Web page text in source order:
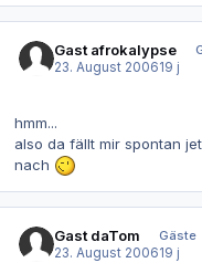
Gast afrokalypse
23. August 200619 j
hmm...
also da fällt mir spontan
nach
Gast daTom
Gäste
23. August 200619 j